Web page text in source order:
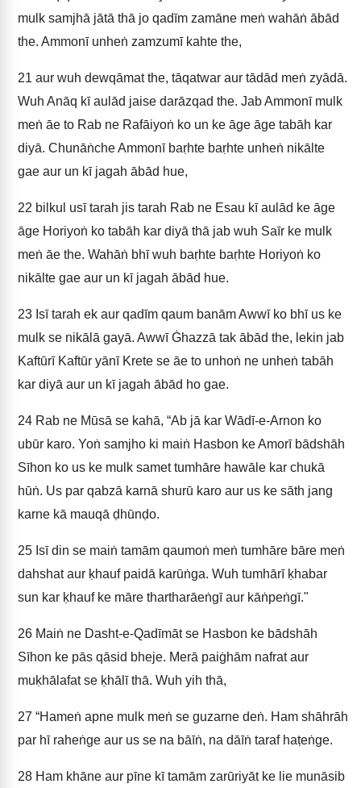
mulk samjhā jātā thā jo qadīm zamāne meṅ wahāṅ ābād
the. Ammonī unheṅ zamzumī kahte the,
21 aur wuh dewqāmat the, tāqatwar aur tādād meṅ zyādā.
Wuh Anāq kī aulād jaise darāzqad the. Jab Ammonī mulk
meṅ āe to Rab ne Rafāiyoṅ ko un ke āge āge tabāh kar
diyā. Chunāṅche Ammonī baṛhte baṛhte unheṅ nikālte
gae aur un kī jagah ābād hue,
22 bilkul usī tarah jis tarah Rab ne Esau kī aulād ke āge
āge Horiyoṅ ko tabāh kar diyā thā jab wuh Saīr ke mulk
meṅ āe the. Wahāṅ bhī wuh baṛhte baṛhte Horiyoṅ ko
nikālte gae aur un kī jagah ābād hue.
23 Isī tarah ek aur qadīm qaum banām Awwī ko bhī us ke
mulk se nikālā gayā. Awwī Ġhazzā tak ābād the, lekin jab
Kaftūrī Kaftūr yānī Krete se āe to unhoṅ ne unheṅ tabāh
kar diyā aur un kī jagah ābād ho gae.
24 Rab ne Mūsā se kahā, “Ab jā kar Wādī-e-Arnon ko
ubūr karo. Yoṅ samjho ki maiṅ Hasbon ke Amorī bādshāh
Sīhon ko us ke mulk samet tumhāre hawāle kar chukā
hūṅ. Us par qabzā karnā shurū karo aur us ke sāth jang
karne kā mauqā ḍhūnḍo.
25 Isī din se maiṅ tamām qaumoṅ meṅ tumhāre bāre meṅ
dahshat aur ḳhauf paidā karūṅga. Wuh tumhārī ḳhabar
sun kar ḳhauf ke māre thartharāeṅgī aur kāṅpeṅgī."
26 Maiṅ ne Dasht-e-Qadīmāt se Hasbon ke bādshāh
Sīhon ke pās qāsid bheje. Merā paiġhām nafrat aur
muḳhālafat se ḳhālī thā. Wuh yih thā,
27 “Hameṅ apne mulk meṅ se guzarne deṅ. Ham shāhrāh
par hī raheṅge aur us se na bāīṅ, na dāīṅ taraf haṭeṅge.
28 Ham khāne aur pīne kī tamām zarūriyāt ke lie munāsib